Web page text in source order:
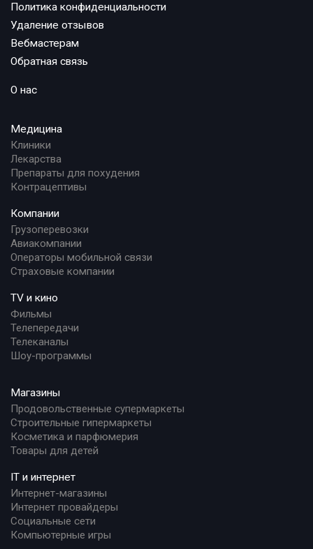
Политика конфиденциальности
Удаление отзывов
Вебмастерам
Обратная связь
О нас
Медицина
Клиники
Лекарства
Препараты для похудения
Контрацептивы
Компании
Грузоперевозки
Авиакомпании
Операторы мобильной связи
Страховые компании
TV и кино
Фильмы
Телепередачи
Телеканалы
Шоу-программы
Магазины
Продовольственные супермаркеты
Строительные гипермаркеты
Косметика и парфюмерия
Товары для детей
IT и интернет
Интернет-магазины
Интернет провайдеры
Социальные сети
Компьютерные игры